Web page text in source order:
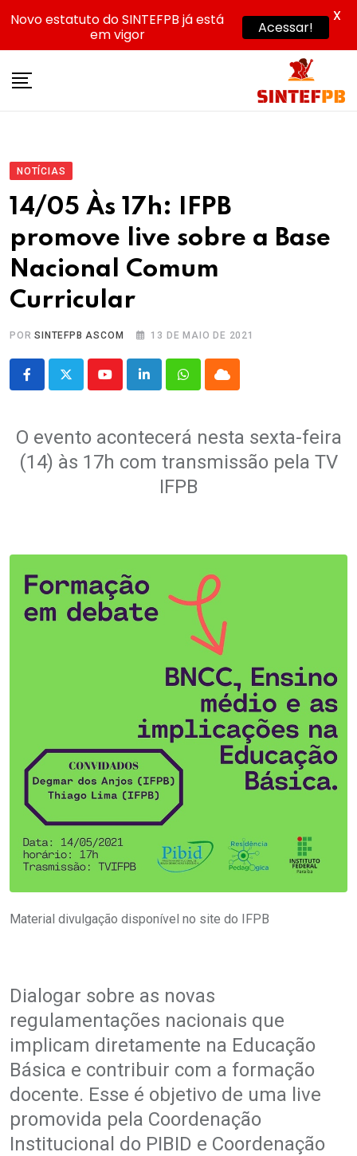
NOTÍCIAS
14/05 Às 17h: IFPB
promove live sobre a Base
Nacional Comum
Curricular
PORSINTEFPB ASCOM 13 DE MAIO DE 2021
YoutubeLinkedInWhatsappCloud
O evento acontecerá nesta sexta-feira
(14) às 17h com transmissão pela TV
IFPB
Material divulgação disponível no site do IFPB
Dialogar sobre as novas
regulamentações nacionais que
implicam diretamente na Educação
Básica e contribuir com a formação
docente. Esse é objetivo de uma live
promovida pela Coordenação
Institucional do PIBID e Coordenação
Novo estatuto do SINTEFPB já está
em vigor
Acessar!
X